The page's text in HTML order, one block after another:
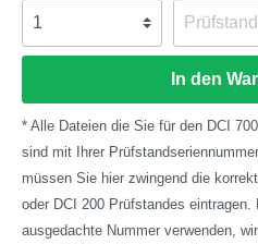
In den
* Alle Dateien die Sie für den DCI
sind mit Ihrer
müssen Sie hier zwingend die
oder DCI 200 Prüfstandes
ausgedachte Nummer verwenden,